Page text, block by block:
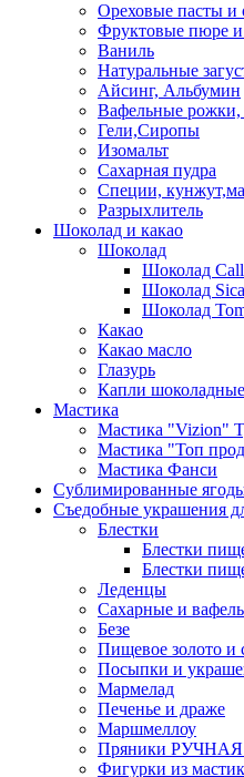
Ореховые пасты и
Фруктовые пюре
Ваниль
Натуральные
Айсинг, Альбумин
Вафельные рожки,
Гели,Сиропы
Изомальт
Сахарная пудра
Специи,
Разрыхлитель
Шоколад и какао
Шоколад
Шоколад
Шоколад
Шоколад
Какао
Какао масло
Глазурь
Капли
Мастика
Мастика "Vizion"
Мастика "Топ
Мастика Фанси
Сублимированные
Съедобные украшения
Блестки
Блестки
Блестки
Леденцы
Сахарные и
Безе
Пищевое золото и
Посыпки и
Мармелад
Печенье и драже
Маршмеллоу
Пряники
Фигурки из